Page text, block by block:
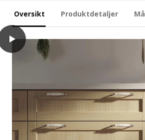
Oversikt Produktdetaljer
play
METOD Veggskap med hylleplater, hvit/